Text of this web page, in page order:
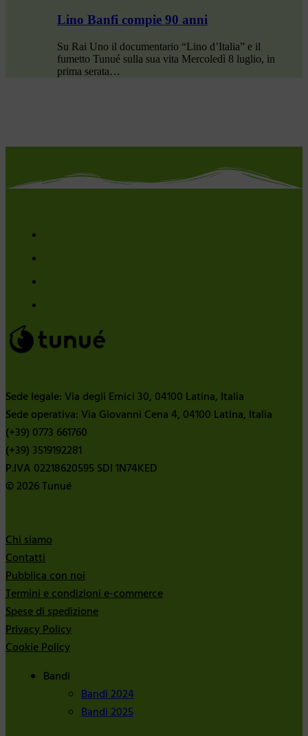
Lino Banfi compie 90 anni
Su Rai Uno il documentario “Lino d’Italia” e il
fumetto Tunué sulla sua vita Mercoledì 8 luglio, in
prima serata…
Sede legale: Via degli Ernici 30, 04100 Latina, Italia
Sede operativa: Via Giovanni Cena 4, 04100 Latina, Italia
(+39) 0773 661760
(+39) 3519192281
P.IVA 02218620595 SDI 1N74KED
© 2026 Tunué
Chi siamo
Contatti
Pubblica con noi
Termini e condizioni e-commerce
Spese di spedizione
Privacy Policy
Cookie Policy
Bandi
Bandi 2024
Bandi 2025